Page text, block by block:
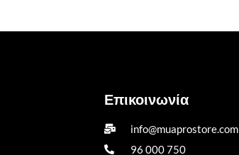
Επικοινωνία
info@muaprostore.com
96 000 750